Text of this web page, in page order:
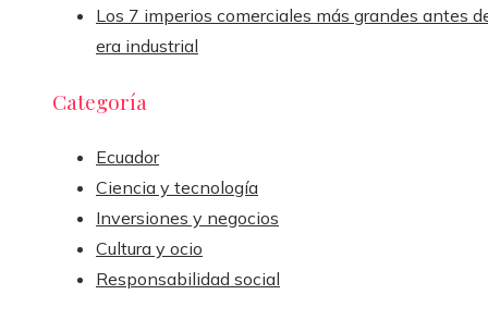
Los 7 imperios comerciales más grandes antes
era industrial
Categoría
Ecuador
Ciencia y tecnología
Inversiones y negocios
Cultura y ocio
Responsabilidad social